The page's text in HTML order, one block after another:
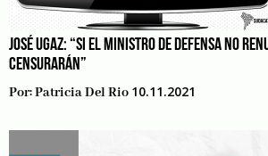
JOSÉ UGAZ: “SI EL MINISTRO DE DEFENSA NO
CENSURARÁN”
Por:Patricia Del Rio 10.11.2021